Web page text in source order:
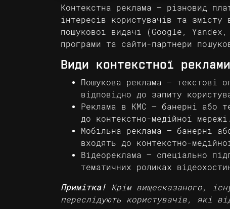
Контекстна реклама – різновид
інтересів користувачів та змісту
пошукової видачі (Google,
програми та сайти-партнери
Види контекстної
Пошукова реклама – текстові
відповідно до запиту
Реклама в КМС – банерні або
до контекстно-медійної мережі.
Мобільна реклама – банерні
входять до контекстно-
Відеореклама – спеціально
тематичних роликах
Примітка! Крім вищесказаного,
переслідують користувачів, які